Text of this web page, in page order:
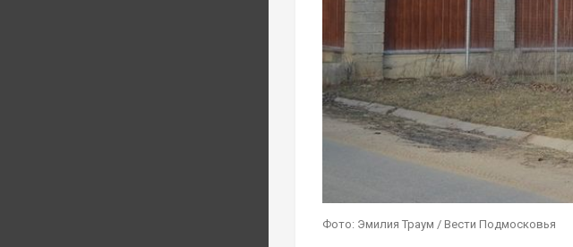
Фото: Эмилия Траум / Вести Подмосковья